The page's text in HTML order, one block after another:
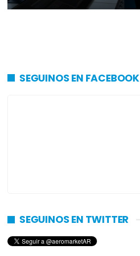
SEGUINOS EN FACEBOOK
SEGUINOS EN TWITTER